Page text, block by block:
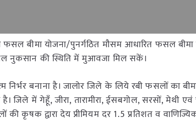
बीमा योजना/पुनर्गठित मौसम आधारित फसल बीमा
नुकसान की स्थिति में मुआवजा मिल सकें।
बनाना है। जालोर जिले के लिये रबी फसलों का
जिले में गेहूँ, जीरा, तारामीरा, ईसबगोल, सरसों, मेथी एवं
कृषक द्वारा देय प्रीमियम दर 1.5 प्रतिशत व